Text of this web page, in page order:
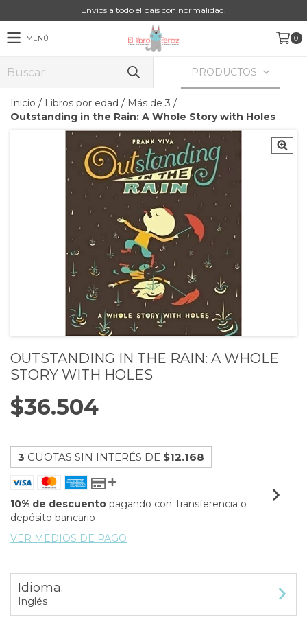
Envíos a todo el país con normalidad.
MENÚ 0
PRODUCTOS
Inicio / Libros por edad / Más de 3 /
Outstanding in the Rain: A Whole Story with Holes
OUTSTANDING IN THE RAIN: A WHOLE
STORY WITH HOLES
$36.504
3 CUOTAS SIN INTERÉS DE $12.168
10% de descuento pagando con Transferencia o
depósito bancario
VER MEDIOS DE PAGO
Idioma:
Inglés